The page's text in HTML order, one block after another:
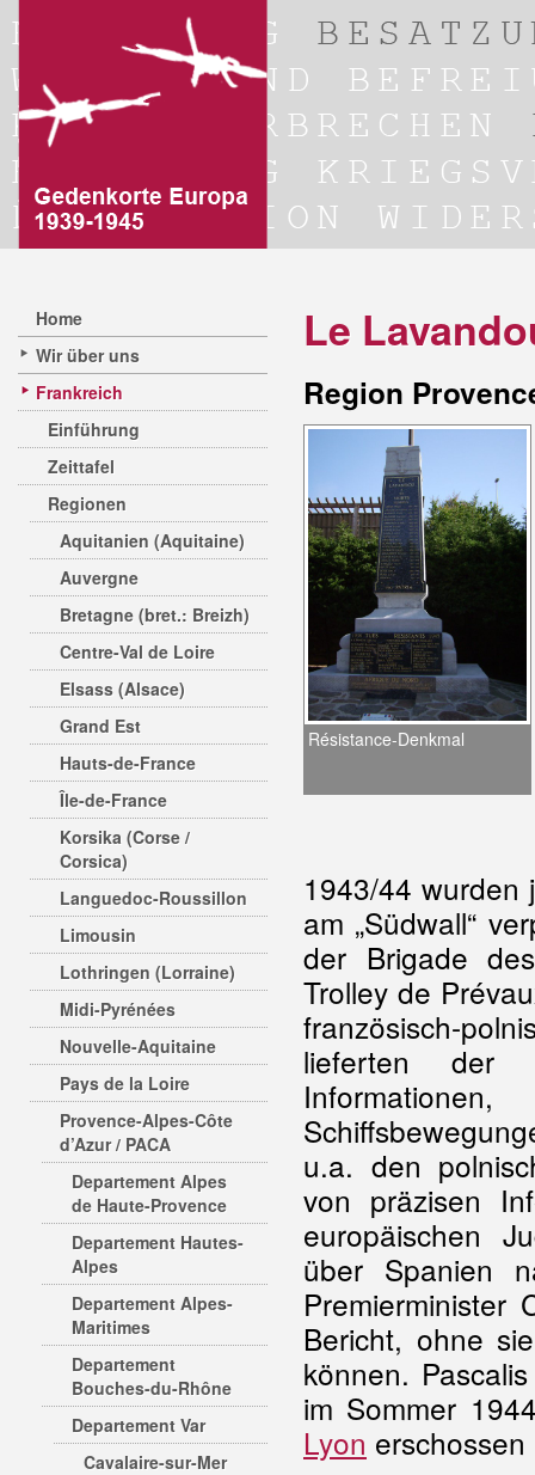
Home
Wir über uns
Frankreich
Einführung
Zeittafel
Regionen
Aquitanien (Aquitaine)
Auvergne
Bretagne (bret.: Breizh)
Centre-Val de Loire
Elsass (Alsace)
Grand Est
Hauts-de-France
Île-de-France
Korsika (Corse /
Corsica)
Languedoc-Roussillon
Limousin
Lothringen (Lorraine)
Midi-Pyrénées
Nouvelle-Aquitaine
Pays de la Loire
Provence-Alpes-Côte
d’Azur / PACA
Departement Alpes
de Haute-Provence
Departement Hautes-
Alpes
Departement Alpes-
Maritimes
Departement
Bouches-du-Rhône
Departement Var
Cavalaire-sur-Mer
Le
Region
Résistance-Denkmal
1943/44 wurden
am „Südwall“
der Brigade
Trolley de
französisch-
lieferten der
u.a. den
von präzisen
europäischen
über Spanien
Premierminister
Bericht, ohne
können.
im Sommer
Lyon